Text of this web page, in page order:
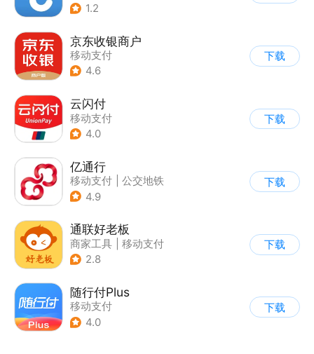
1.2
京东收银商户
移动支付
4.6
下载
云闪付
移动支付
4.0
下载
亿通行
移动支付
公交地铁
4.9
下载
通联好老板
商家工具
移动支付
2.8
下载
随行付Plus
移动支付
4.0
下载